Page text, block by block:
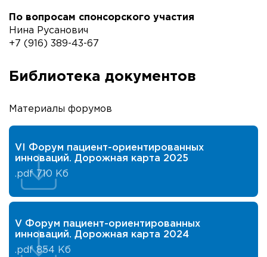
По вопросам спонсорского участия
Нина Русанович
+7 (916) 389-43-67
Библиотека документов
Материалы форумов
VI Форум пациент-ориентированных
инноваций. Дорожная карта 2025
.pdf 710 Кб
V Форум пациент-ориентированных
инноваций. Дорожная карта 2024
.pdf854 Кб